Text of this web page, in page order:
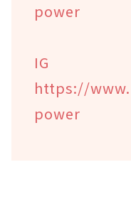
power
https://
power